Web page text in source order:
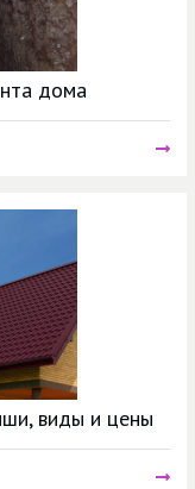
дома
виды и цены